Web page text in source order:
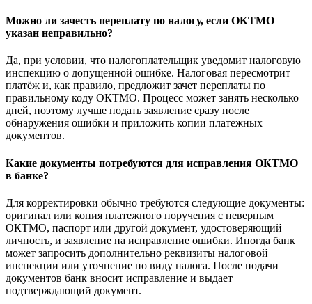
Можно ли зачесть переплату по налогу, если ОКТМО
указан неправильно?
Да, при условии, что налогоплательщик уведомит налоговую
инспекцию о допущенной ошибке. Налоговая пересмотрит
платёж и, как правило, предложит зачет переплаты по
правильному коду ОКТМО. Процесс может занять несколько
дней, поэтому лучше подать заявление сразу после
обнаружения ошибки и приложить копии платежных
документов.
Какие документы потребуются для исправления ОКТМО
в банке?
Для корректировки обычно требуются следующие документы:
оригинал или копия платежного поручения с неверным
ОКТМО, паспорт или другой документ, удостоверяющий
личность, и заявление на исправление ошибки. Иногда банк
может запросить дополнительно реквизиты налоговой
инспекции или уточнение по виду налога. После подачи
документов банк вносит исправление и выдает
подтверждающий документ.